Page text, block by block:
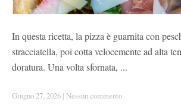
In questa ricetta, la pizza è guarnita con
stracciatella, poi cotta velocemente ad alta
doratura. Una volta sfornata, ...
Giugno 27, 2026 | Nessun commento